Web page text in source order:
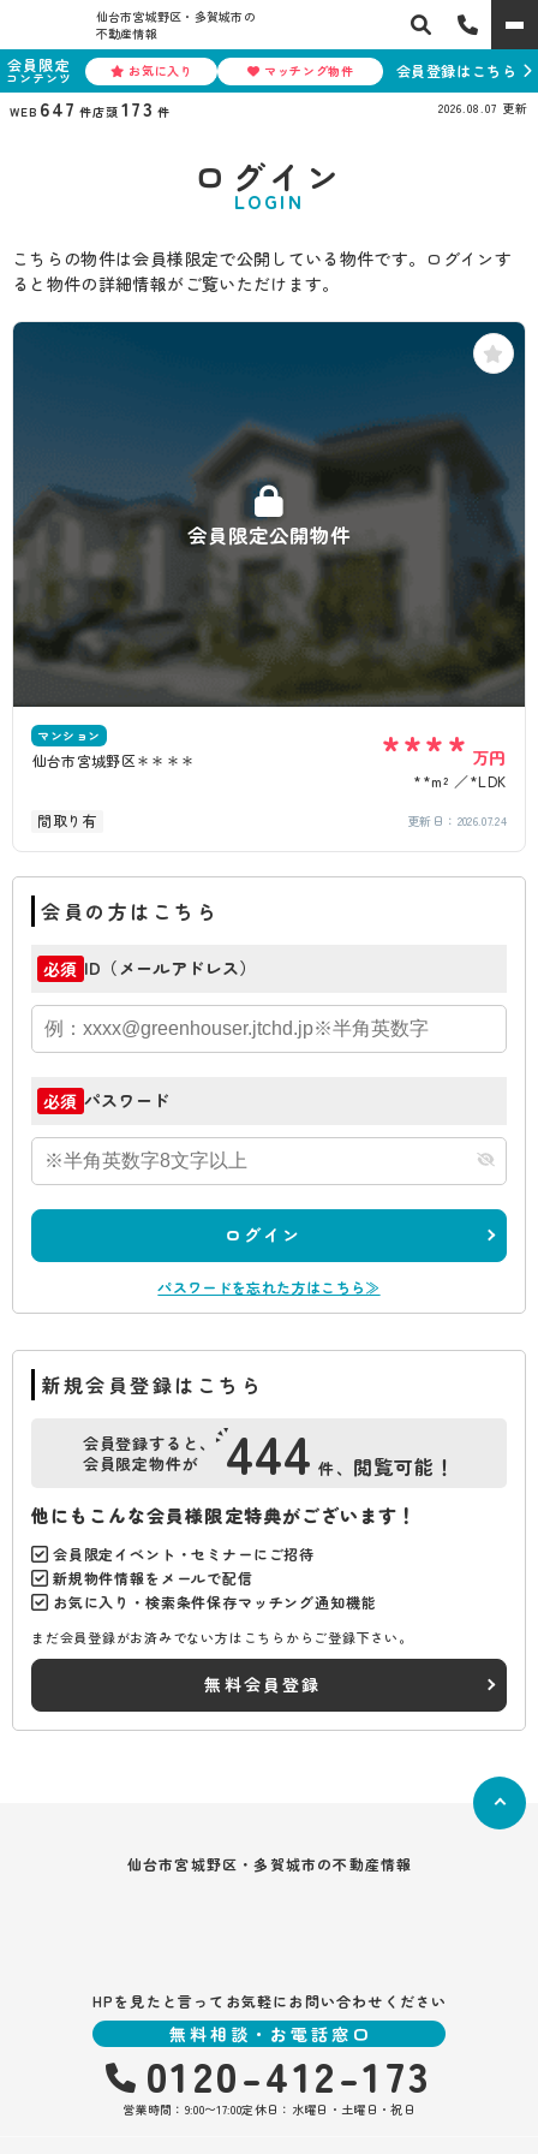
仙台市宮城野区・多賀城市の
不動産情報
会員限定
コンテンツ お気に入り マッチング物件 会員登録はこちら
WEB 647 件店頭 173 件 2026.08.07 更新
ログイン
LOGIN
こちらの物件は会員様限定で公開している物件です。ログインす
ると物件の詳細情報がご覧いただけます。
会員限定公開物件
マンション
仙台市宮城野区＊＊＊＊ **** 万円
**m²
*LDK
間取り有
更新日： 2026.07.24
会員の方はこちら
必須 ID（メールアドレス）
必須 パスワード
ログイン
パスワードを忘れた方はこちら≫
新規会員登録はこちら
会員登録すると、
会員限定物件が
444 件、 閲覧可能！
他にもこんな会員様限定特典がございます！
会員限定イベント・セミナーにご招待
新規物件情報をメールで配信
お気に入り・検索条件保存マッチング通知機能
まだ会員登録がお済みでない方はこちらからご登録下さい。
無料会員登録
仙台市宮城野区・多賀城市の不動産情報
HPを見たと言ってお気軽にお問い合わせください
無料相談・お電話窓口
0120-412-173
営業時間：9:00〜17:00定休日：水曜日・土曜日・祝日